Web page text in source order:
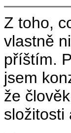
Z toho,
vlastně
příštím.
jsem
že
složitosti